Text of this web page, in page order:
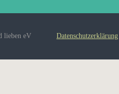
lieben eV Datenschutzerklärung